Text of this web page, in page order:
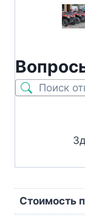
Стоимость